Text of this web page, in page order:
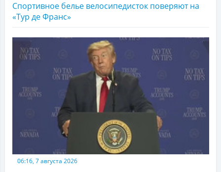
Спортивное белье велосипедисток поверяют на
«Тур де Франс»
06:16, 7 августа 2026